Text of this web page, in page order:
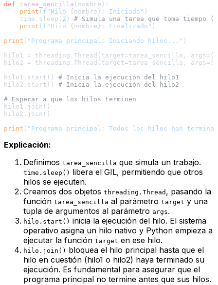
def
tarea_sencilla ( nombre ):
print ( f"Hilo {nombre} : Iniciado" )
    time.sleep(
2 ) # Simula una tarea que toma tiempo
print ( f"Hilo {nombre} : Finalizado" )
print ( "Programa principal: Iniciando hilos..." )
hilo1 = threading.Thread(target=tarea_sencilla, args=(
hilo2 = threading.Thread(target=tarea_sencilla, args=(
hilo1.start() # Inicia la ejecución del hilo1
hilo2.start() # Inicia la ejecución del hilo2
# Esperar a que los hilos terminen
hilo1.join()
hilo2.join()
print ( "Programa principal: Todos los hilos han
Explicación:
Definimos tarea_sencilla que simula un trabajo.
time.sleep() libera el GIL, permitiendo que otros
hilos se ejecuten.
Creamos dos objetos threading.Thread , pasando la
función tarea_sencilla al parámetro target y una
tupla de argumentos al parámetro args.
hilo.start() inicia la ejecución del hilo. El sistema
operativo asigna un hilo nativo y Python empieza a
ejecutar la función target en ese hilo.
hilo.join() bloquea el hilo principal hasta que el
hilo en cuestión (hilo1 o hilo2) haya terminado su
ejecución. Es fundamental para asegurar que el
programa principal no termine antes que sus hilos.